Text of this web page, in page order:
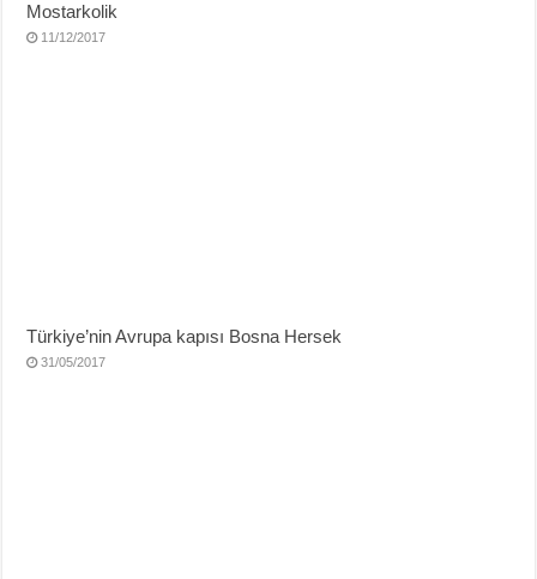
Mostarkolik
11/12/2017
Türkiye’nin Avrupa kapısı Bosna Hersek
31/05/2017